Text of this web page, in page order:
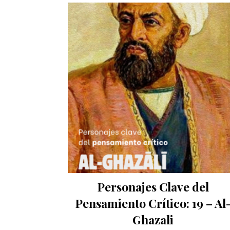
Personajes Clave del
Pensamiento Crítico: 19 –
Ghazali